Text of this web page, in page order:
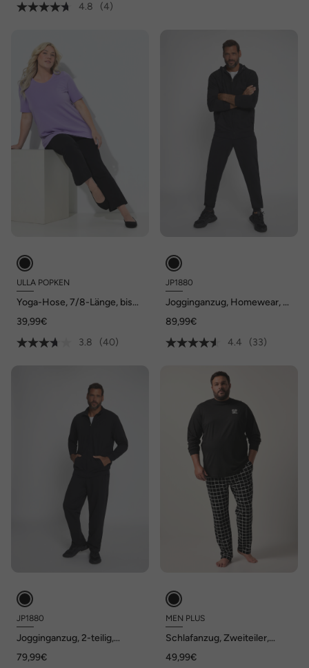
4.8
(4)
ULLA POPKEN
Yoga-Hose, 7/8-Länge, bis
39,99€
3.8
(40)
JP1880
Jogginganzug, Homewear, 2-
bis 8XL
89,99€
4.4
(33)
JP1880
Jogginganzug, 2-teilig,
bis Gr. 8XL
79,99€
MEN PLUS
Schlafanzug, Zweiteiler,
bis 8 XL
49,99€